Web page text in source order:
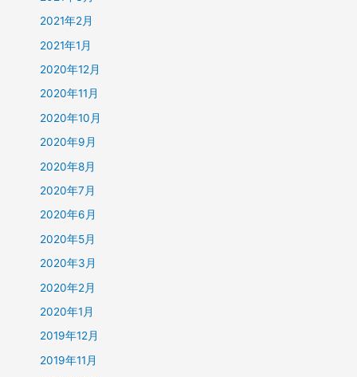
2021年2月
2021年1月
2020年12月
2020年11月
2020年10月
2020年9月
2020年8月
2020年7月
2020年6月
2020年5月
2020年3月
2020年2月
2020年1月
2019年12月
2019年11月